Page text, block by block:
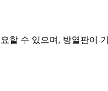
할 수 있으며, 방열판이